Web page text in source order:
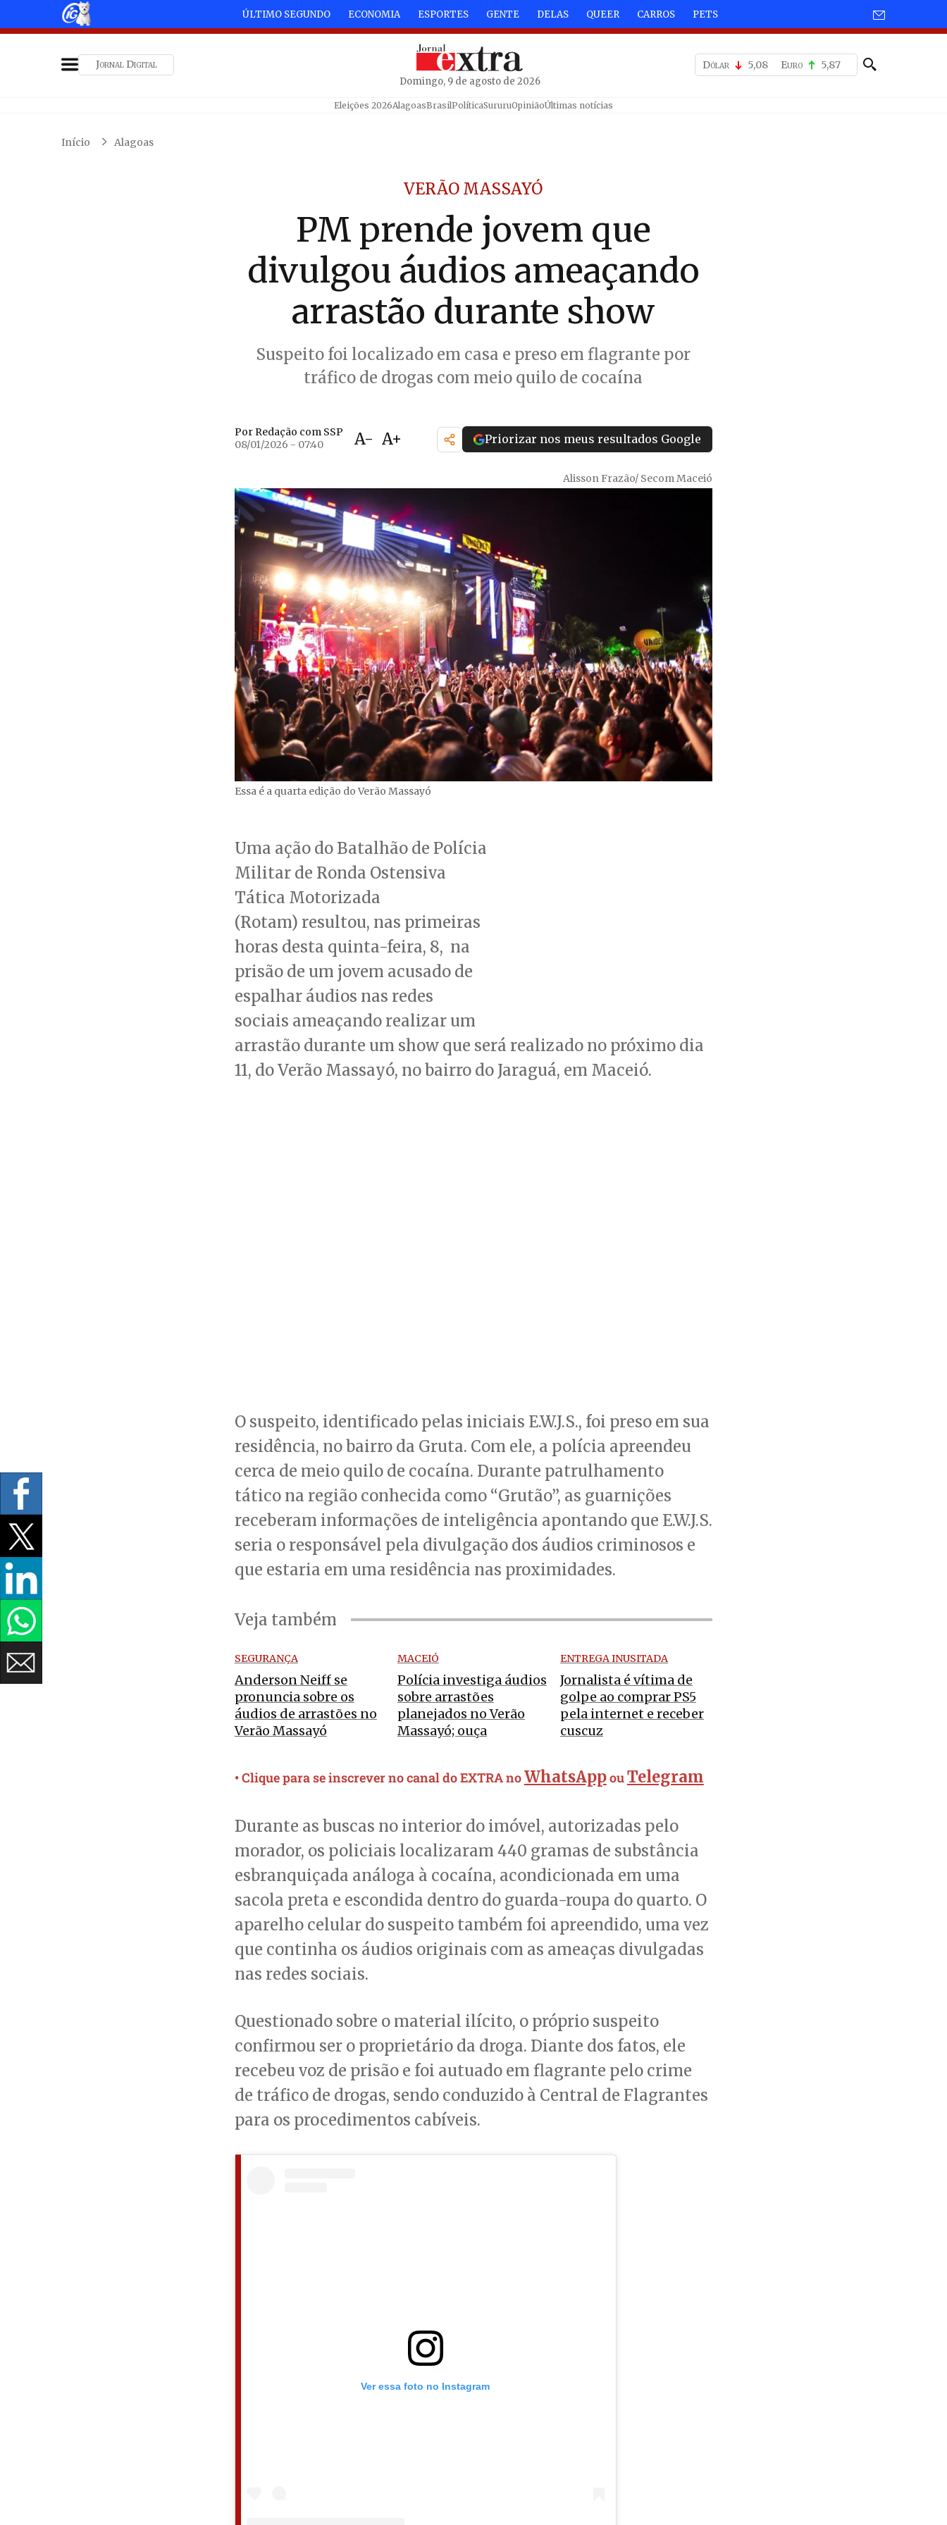
ÚLTIMO SEGUNDO ECONOMIA ESPORTES GENTE DELAS QUEER CARROS PETS
Jornal Digital
Domingo, 9 de agosto de 2026
Dólar 5,08 Euro 5,87
Eleições 2026AlagoasBrasilPolíticaSururuOpiniãoÚltimas notícias
Início Alagoas
VERÃO MASSAYÓ
PM prende jovem que
divulgou áudios ameaçando
arrastão durante show
Suspeito foi localizado em casa e preso em flagrante por
tráfico de drogas com meio quilo de cocaína
Por Redação com SSP
08/01/2026 - 07:40
A- A+ Priorizar nos meus resultados Google
Alisson Frazão/ Secom Maceió
Essa é a quarta edição do Verão Massayó
Uma ação do Batalhão de Polícia
Militar de Ronda Ostensiva
Tática Motorizada
(Rotam) resultou, nas primeiras
horas desta quinta-feira, 8, na
prisão de um jovem acusado de
espalhar áudios nas redes
sociais ameaçando realizar um
arrastão durante um show que será realizado no próximo dia
11, do Verão Massayó, no bairro do Jaraguá, em Maceió.
O suspeito, identificado pelas iniciais E.W.J.S., foi preso em sua
residência, no bairro da Gruta. Com ele, a polícia apreendeu
cerca de meio quilo de cocaína. Durante patrulhamento
tático na região conhecida como “Grutão”, as guarnições
receberam informações de inteligência apontando que E.W.J.S.
seria o responsável pela divulgação dos áudios criminosos e
que estaria em uma residência nas proximidades.
Veja também
SEGURANÇA
Anderson Neiff se
pronuncia sobre os
áudios de arrastões no
Verão Massayó
MACEIÓ
Polícia investiga áudios
sobre arrastões
planejados no Verão
Massayó; ouça
ENTREGA INUSITADA
Jornalista é vítima de
golpe ao comprar PS5
pela internet e receber
cuscuz
• Clique para se inscrever no canal do EXTRA noWhatsAppouTelegram
Durante as buscas no interior do imóvel, autorizadas pelo
morador, os policiais localizaram 440 gramas de substância
esbranquiçada análoga à cocaína, acondicionada em uma
sacola preta e escondida dentro do guarda-roupa do quarto. O
aparelho celular do suspeito também foi apreendido, uma vez
que continha os áudios originais com as ameaças divulgadas
nas redes sociais.
Questionado sobre o material ilícito, o próprio suspeito
confirmou ser o proprietário da droga. Diante dos fatos, ele
recebeu voz de prisão e foi autuado em flagrante pelo crime
de tráfico de drogas, sendo conduzido à Central de Flagrantes
para os procedimentos cabíveis.
Ver essa foto no Instagram